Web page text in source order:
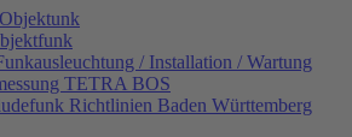
/ Installation / Wartung
TETRA BOS
Richtlinien Baden Württemberg